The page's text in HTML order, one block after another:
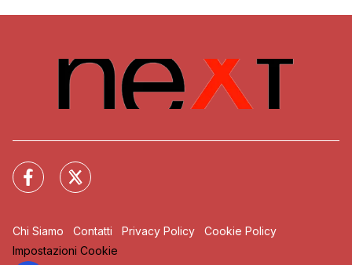
Chi Siamo Contatti Privacy Policy
Cookie Policy
Impostazioni Cookie